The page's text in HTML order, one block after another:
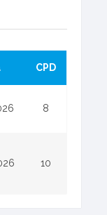
CPD
8
10